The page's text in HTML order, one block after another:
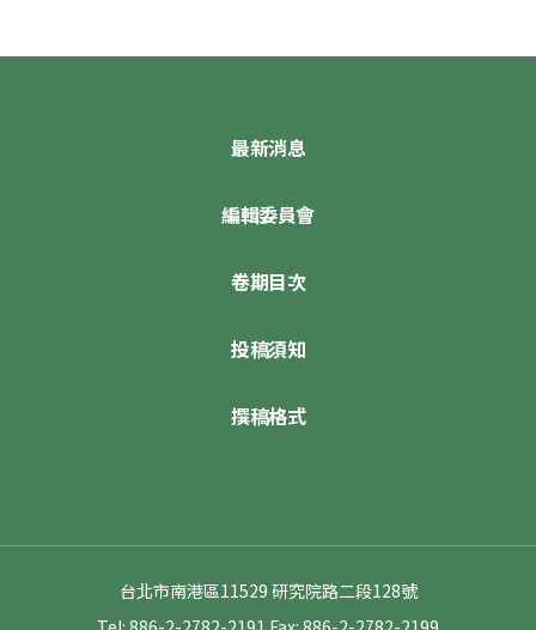
最新消息
編輯委員會
卷期目次
投稿須知
撰稿格式
台北市南港區11529 研究院路二段128號